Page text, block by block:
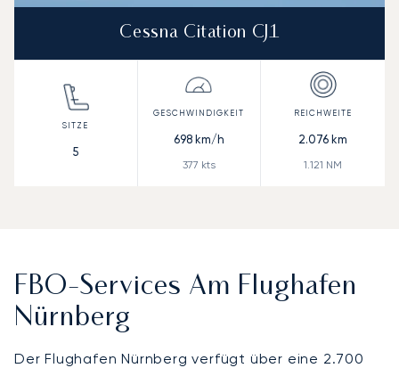
Cessna Citation CJ1
5
698km/h
377 kts
2.076 km
1.121 NM
FBO-Services Am Flughafen
Nürnberg
Der Flughafen Nürnberg verfügt über eine 2.700